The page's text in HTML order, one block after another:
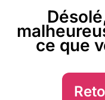
ce que